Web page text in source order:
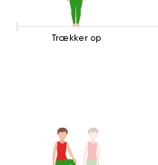
Trækker op